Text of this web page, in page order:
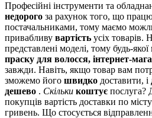
Професійні інструменти та
недорого за рахунок того, що
постачальниками, тому маємо
привабливу вартість усіх товарів.
представлені моделі, тому будь-
праску для волосся, інтернет-
завжди. Навіть, якщо товар вам
зможемо його швидко доставити, і
дешево . Скільки коштує послуга?
покупців вартість доставки по
гривень. Що стосується